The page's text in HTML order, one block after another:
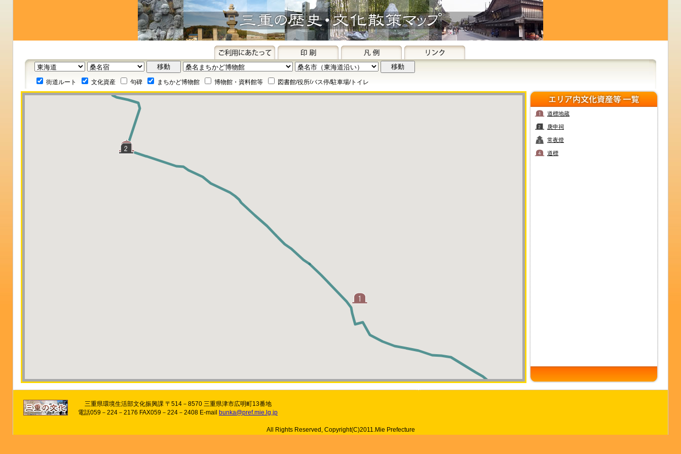
街道ルート 文化資産 句碑 まちかど博物館 博物館・資料館等 図書館/役所/バス停/駐車場/トイレ
道標地蔵
庚申祠
常夜燈
道標
三重県環境生活部文化振興課 〒514－8570 三重県津市広明町13番地
電話059－224－2176 FAX059－224－2408 E-mail bunka@pref.mie.lg.jp
All Rights Reserved, Copyright(C)2011.Mie Prefecture